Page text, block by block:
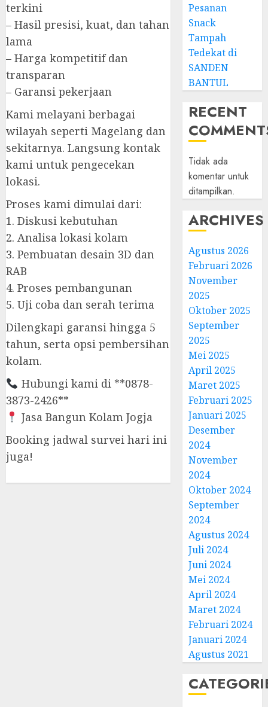
terkini
– Hasil presisi, kuat, dan tahan
lama
– Harga kompetitif dan
transparan
– Garansi pekerjaan
Kami melayani berbagai
wilayah seperti Magelang dan
sekitarnya. Langsung kontak
kami untuk pengecekan
lokasi.
Proses kami dimulai dari:
1. Diskusi kebutuhan
2. Analisa lokasi kolam
3. Pembuatan desain 3D dan
RAB
4. Proses pembangunan
5. Uji coba dan serah terima
Dilengkapi garansi hingga 5
tahun, serta opsi pembersihan
kolam.
Hubungi kami di **0878-
3873-2426**
Jasa Bangun Kolam Jogja
Booking jadwal survei hari ini
juga!
Pesanan
Snack
Tampah
Tedekat di
SANDEN
BANTUL
RECENT
Tidak ada
komentar untuk
ditampilkan.
ARCHIVES
Agustus 2026
Februari 2026
November
2025
Oktober 2025
September
2025
Mei 2025
April 2025
Maret 2025
Februari 2025
Januari 2025
Desember
2024
November
2024
Oktober 2024
September
2024
Agustus 2024
Juli 2024
Juni 2024
Mei 2024
April 2024
Maret 2024
Februari 2024
Januari 2024
Agustus 2021